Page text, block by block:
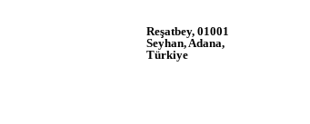
Reşatbey, 01001
Seyhan, Adana,
Türkiye